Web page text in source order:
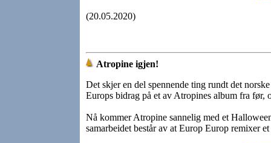
(20.05.2020)
Atropine igjen!
Det skjer en del spennende ting rundt det
Europs bidrag på et av Atropines album fra før,
Nå kommer Atropine sannelig med et
samarbeidet består av at Europ Europ remixer